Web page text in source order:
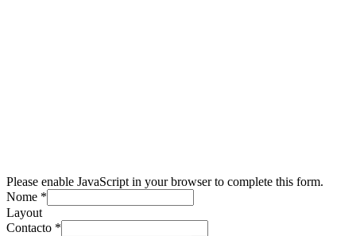
Please enable JavaScript in your browser to complete this form.
Nome *
Layout
Contacto *